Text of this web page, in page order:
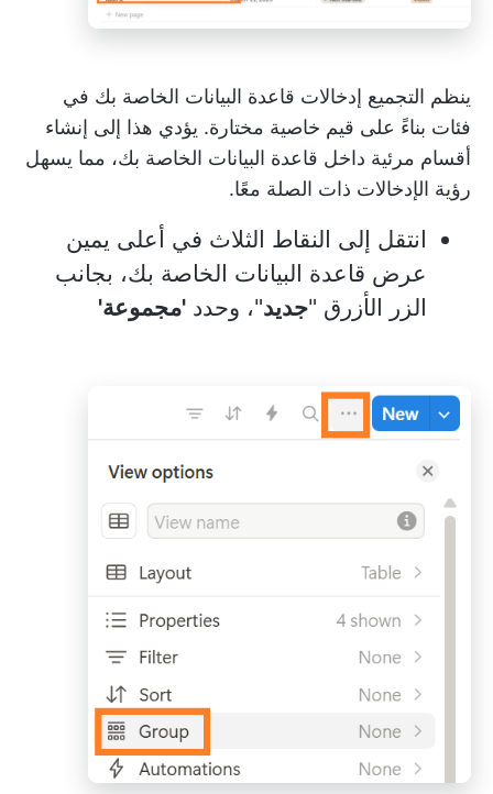
ينظم التجميع إدخالات قاعدة البيانات الخاصة بك في
فئات بناءً على قيم خاصية مختارة. يؤدي هذا إلى إنشاء
أقسام مرئية داخل قاعدة البيانات الخاصة بك، مما يسهل
رؤية الإدخالات ذات الصلة معًا.
انتقل إلى النقاط الثلاث في أعلى يمين
عرض قاعدة البيانات الخاصة بك، بجانب
الزر الأزرق "جديد"، وحدد 'مجموعة'